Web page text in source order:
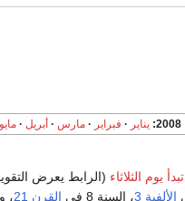
2008 يناير فبراير مارس أبريل مايو
تبدأ يوم الثلاثاء (الرابط يعرض
الألفية 3 ، السنة 8 في القرن 21 ،